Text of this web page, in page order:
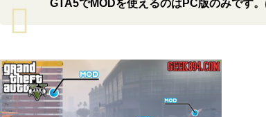
GTA5でMODを使えるのはPC版のみです